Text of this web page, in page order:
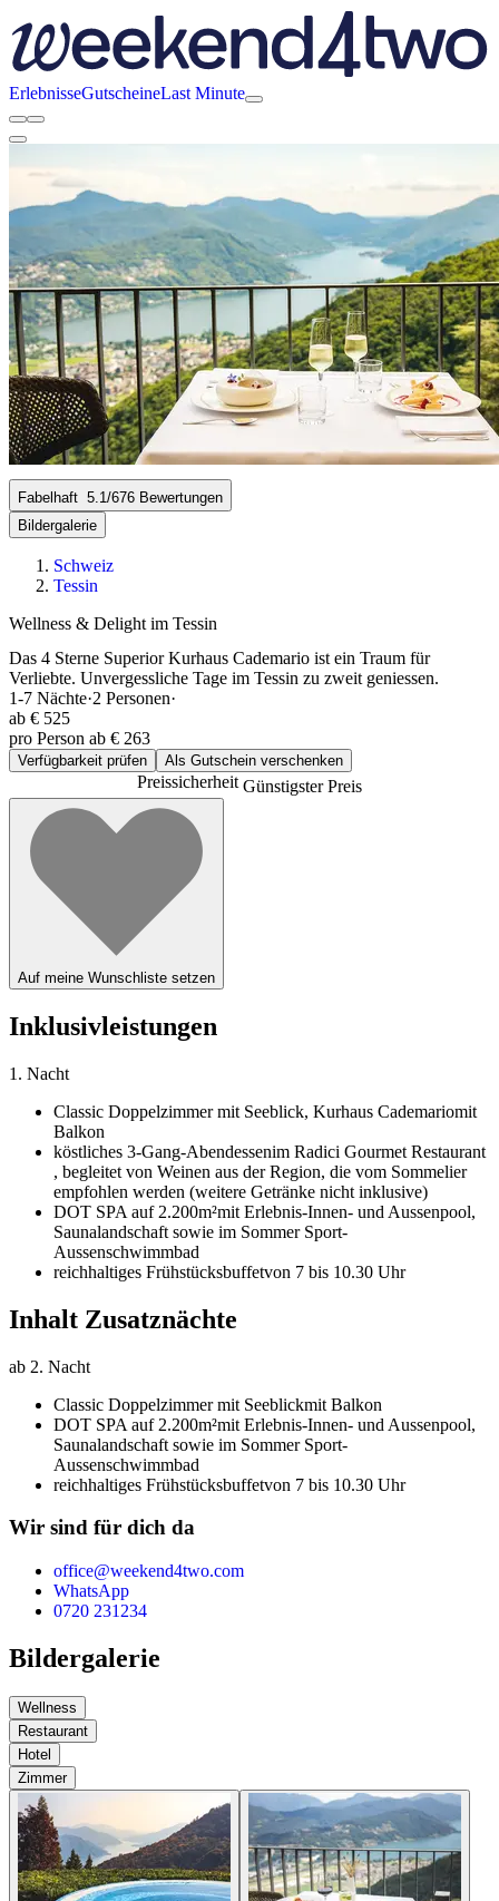
ErlebnisseGutscheineLast Minute
Fabelhaft 5.1/676 Bewertungen
Bildergalerie
Schweiz
Tessin
Wellness & Delight im Tessin
Das 4 Sterne Superior Kurhaus Cademario ist ein Traum für
Verliebte. Unvergessliche Tage im Tessin zu zweit geniessen.
1-7 Nächte·2 Personen·
ab € 525
pro Person ab € 263
Verfügbarkeit prüfen Als Gutschein verschenken
PreissicherheitGünstigster Preis
Auf meine Wunschliste setzen
Inklusivleistungen
1. Nacht
Classic Doppelzimmer mit Seeblick, Kurhaus Cademariomit
Balkon
köstliches 3-Gang-Abendessenim Radici Gourmet Restaurant
, begleitet von Weinen aus der Region, die vom Sommelier
empfohlen werden (weitere Getränke nicht inklusive)
DOT SPA auf 2.200m²mit Erlebnis-Innen- und Aussenpool,
Saunalandschaft sowie im Sommer Sport-
Aussenschwimmbad
reichhaltiges Frühstücksbuffetvon 7 bis 10.30 Uhr
Inhalt Zusatznächte
ab 2. Nacht
Classic Doppelzimmer mit Seeblickmit Balkon
DOT SPA auf 2.200m²mit Erlebnis-Innen- und Aussenpool,
Saunalandschaft sowie im Sommer Sport-
Aussenschwimmbad
reichhaltiges Frühstücksbuffetvon 7 bis 10.30 Uhr
Wir sind für dich da
office@weekend4two.com
WhatsApp
0720 231234
Bildergalerie
Wellness
Restaurant
Hotel
Zimmer